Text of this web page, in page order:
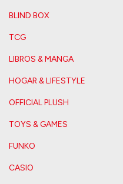
BLIND BOX
TCG
LIBROS & MANGA
HOGAR & LIFESTYLE
OFFICIAL PLUSH
TOYS & GAMES
FUNKO
CASIO